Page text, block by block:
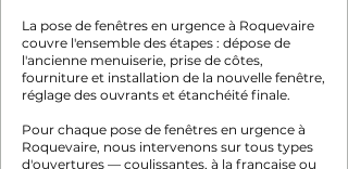
La pose de fenêtres en urgence à Roquevaire
couvre l'ensemble des étapes : dépose de
l'ancienne menuiserie, prise de côtes,
fourniture et installation de la nouvelle fenêtre,
réglage des ouvrants et étanchéité finale.
Pour chaque pose de fenêtres en urgence à
Roquevaire, nous intervenons sur tous types
d'ouvertures — coulissantes, à la française ou